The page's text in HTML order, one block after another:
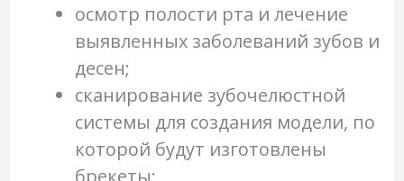
осмотр полости рта и лечение
выявленных заболеваний зубов и
десен;
сканирование зубочелюстной
системы для создания модели, по
которой будут изготовлены
брекеты;